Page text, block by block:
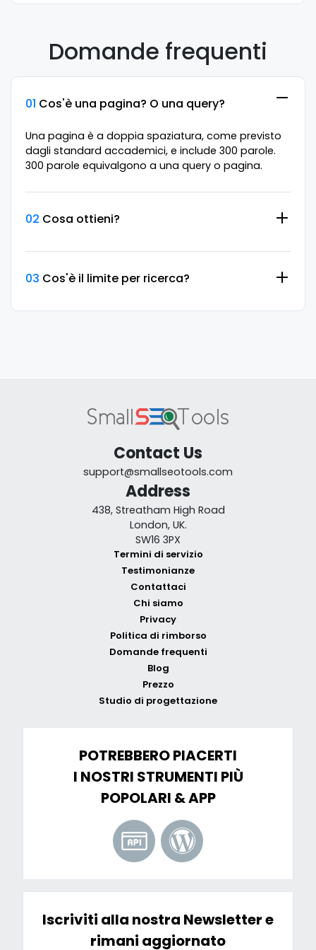
Domande frequenti
01 Cos'è una pagina? O una query?
Una pagina è a doppia spaziatura, come previsto
dagli standard accademici, e include 300 parole.
300 parole equivalgono a una query o pagina.
02 Cosa ottieni?
03 Cos'è il limite per ricerca?
Contact Us
support@smallseotools.com
Address
438, Streatham High Road
London, UK.
SW16 3PX
Termini di servizio
Testimonianze
Contattaci
Chi siamo
Privacy
Politica di rimborso
Domande frequenti
Blog
Prezzo
Studio di progettazione
POTREBBERO PIACERTI
I NOSTRI STRUMENTI PIÙ
POPOLARI & APP
Iscriviti alla nostra Newsletter e
rimani aggiornato